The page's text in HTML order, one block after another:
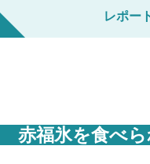
レポー
赤福氷を食べ